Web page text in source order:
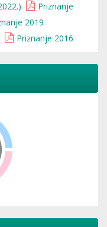
Priznanje
2019
Priznanje 2016